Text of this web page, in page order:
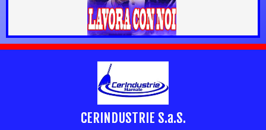
CERINDUSTRIE S.a.S.